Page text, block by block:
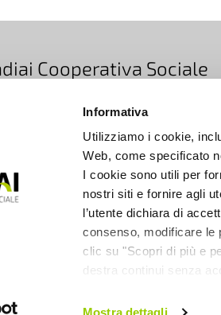
Informativa
Utilizziamo i cookie,
Web, come specificato
I cookie sono utili per
nostri siti e fornire agli
l’utente dichiara di
consenso, modificare le
clic su "Scopri di più e
destra continui senza
Mostra dettagli
Cooperativa Sociale
Bovi Campeggi 2/4E, 40131 Bologna,
051 5283511 |EMAIL info@cadiai.it
cooperativacadiai@legalmail.it
Registro Imprese di Bologna
e P.IVA 00672690377